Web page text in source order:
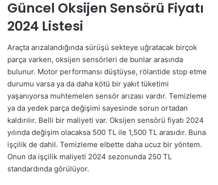
Güncel Oksijen Sensörü Fiyatı
2024 Listesi
Araçta arızalandığında sürüşü sekteye uğratacak birçok
parça varken, oksijen sensörleri de bunlar arasında
bulunur. Motor performansı düştüyse, rölantide stop etme
durumu varsa ya da daha kötü bir yakıt tüketimi
yaşanıyorsa muhtemelen sensör arızası vardır. Temizleme
ya da yedek parça değişimi sayesinde sorun ortadan
kaldırılır. Belli bir maliyeti var. Oksijen sensörü fiyatı 2024
yılında değişim olacaksa 500 TL ile 1,500 TL arasıdır. Buna
işçilik de dahil. Temizleme elbette daha ucuz bir yöntem.
Onun da işçilik maliyeti 2024 sezonunda 250 TL
standardında görülüyor.